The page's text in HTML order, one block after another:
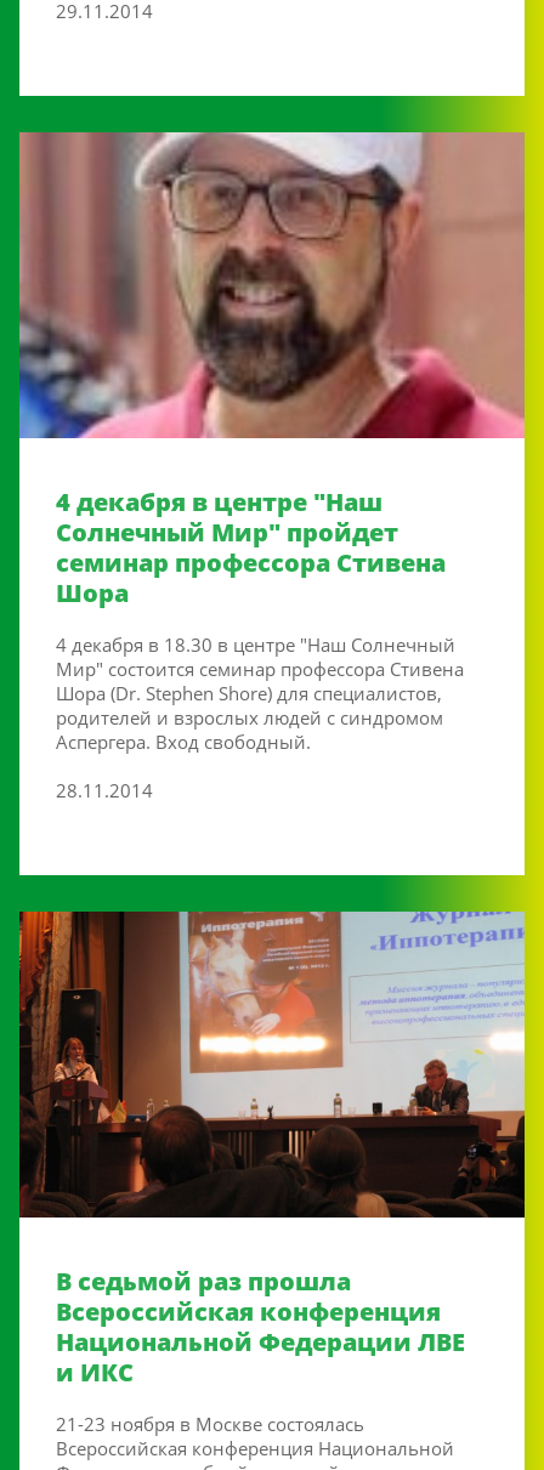
29.11.2014
4 декабря в центре "Наш
Солнечный Мир" пройдет
семинар профессора Стивена
Шора
4 декабря в 18.30 в центре "Наш Солнечный
Мир" состоится семинар профессора Стивена
Шора (Dr. Stephen Shore) для специалистов,
родителей и взрослых людей с синдромом
Аспергера. Вход свободный.
28.11.2014
В седьмой раз прошла
Всероссийская конференция
Национальной Федерации ЛВЕ
и ИКС
21-23 ноября в Москве состоялась
Всероссийская конференция Национальной